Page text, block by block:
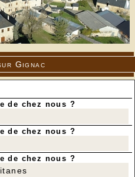
Gignac
de chez nous ?
de chez nous ?
de chez nous ?